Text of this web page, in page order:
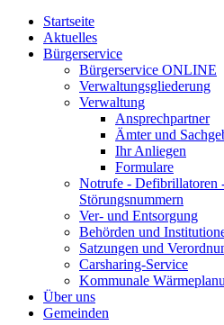
Startseite
Aktuelles
Bürgerservice
Bürgerservice ONLINE
Verwaltungsgliederung
Verwaltung
Ansprechpartner
Ämter und
Ihr Anliegen
Formulare
Notrufe - Defibrillatoren
Störungsnummern
Ver- und Entsorgung
Behörden und
Satzungen und
Carsharing-Service
Kommunale
Über uns
Gemeinden